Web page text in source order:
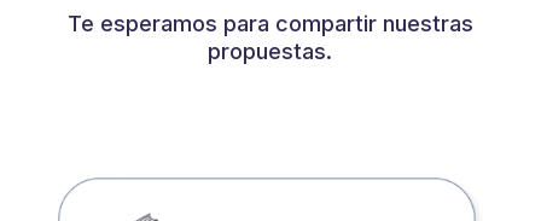
Te esperamos para compartir nuestras
propuestas.